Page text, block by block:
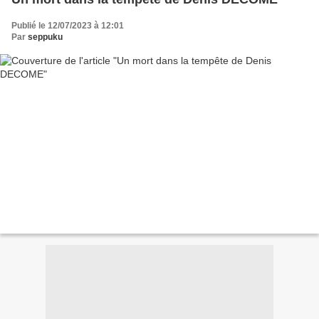
Publié le 12/07/2023 à 12:01
Par seppuku